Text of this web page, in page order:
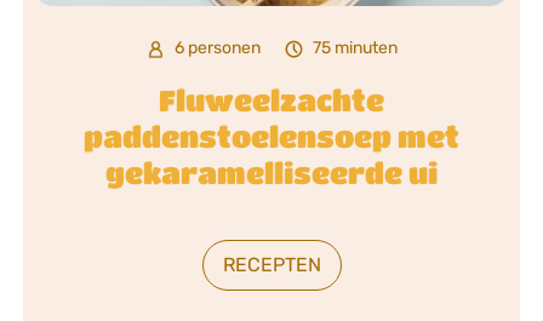
6 personen 75 minuten
Fluweelzachte
paddenstoelensoep met
gekaramelliseerde ui
RECEPTEN